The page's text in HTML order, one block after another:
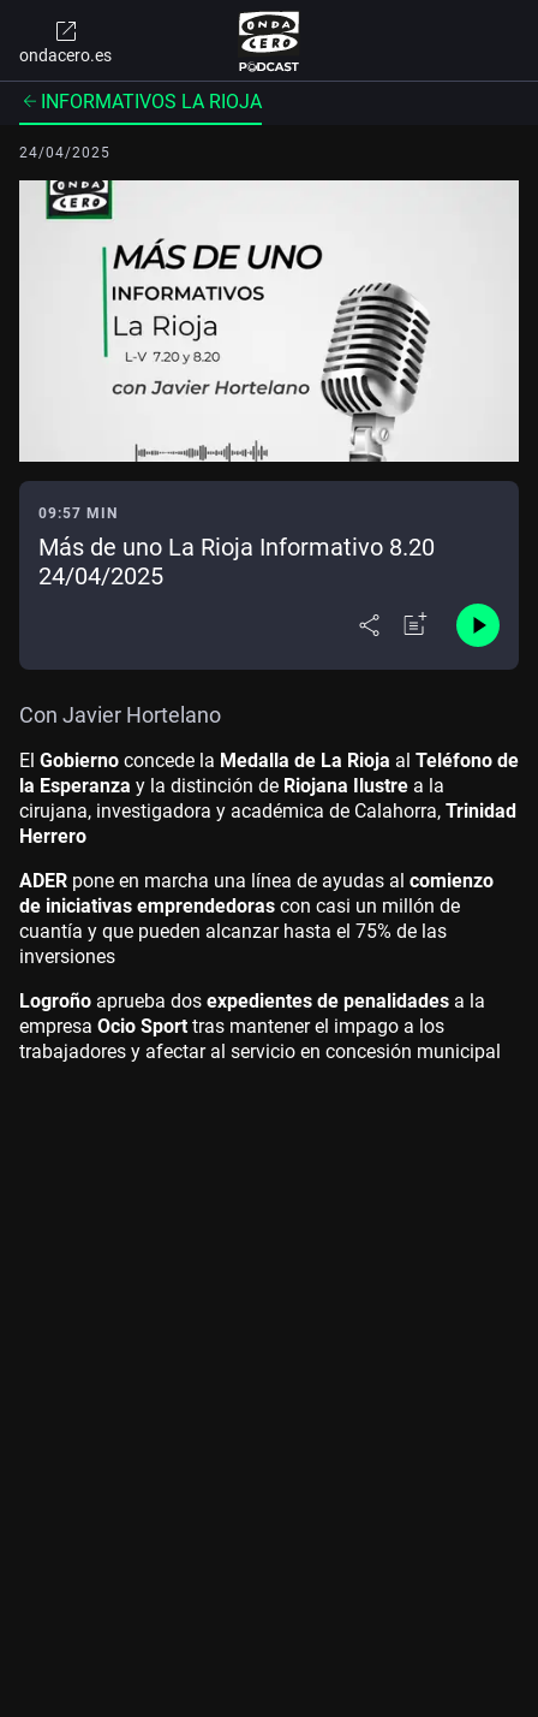
ondacero.es
INFORMATIVOS LA RIOJA
24/04/2025
09:57 MIN
Más de uno La Rioja Informativo 8.20
24/04/2025
Con Javier Hortelano
El Gobierno concede la Medalla de La Rioja al Teléfono de
la Esperanza y la distinción de Riojana Ilustre a la
cirujana, investigadora y académica de Calahorra, Trinidad
Herrero
ADER pone en marcha una línea de ayudas al comienzo
de iniciativas emprendedoras con casi un millón de
cuantía y que pueden alcanzar hasta el 75% de las
inversiones
Logroño aprueba dos expedientes de penalidades a la
empresa Ocio Sport tras mantener el impago a los
trabajadores y afectar al servicio en concesión municipal